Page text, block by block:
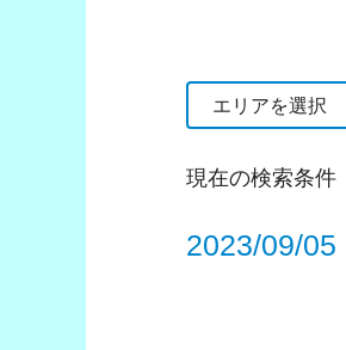
エリアを選択
現在の検索条件
2023/09/05